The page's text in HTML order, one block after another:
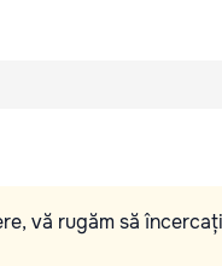
vă rugăm să